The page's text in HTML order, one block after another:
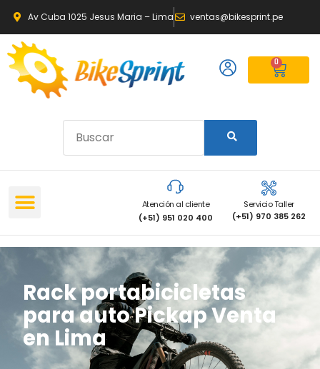
Av Cuba 1025 Jesus Maria – Lima ventas@bikesprint.pe
0
Atención al cliente
(+51) 951 020 400
Servicio Taller
(+51) 970 385 262
Rack portabicicletas
para auto Pickap Venta
en Lima